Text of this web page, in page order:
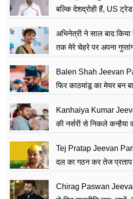
बल्कि देशद्रोही हैं, US
अभिनेत्री ने साल बाद
तक मेरे चेहरे पर अपना
Balen Shah Jeevan
फिर काठमांडू का मेयर बन
Kanhaiya Kumar
की नर्सरी से निकले कन्हैया
Tej Pratap Jeevan
दल का गठन कर तेज प्रताप
Chirag Paswan